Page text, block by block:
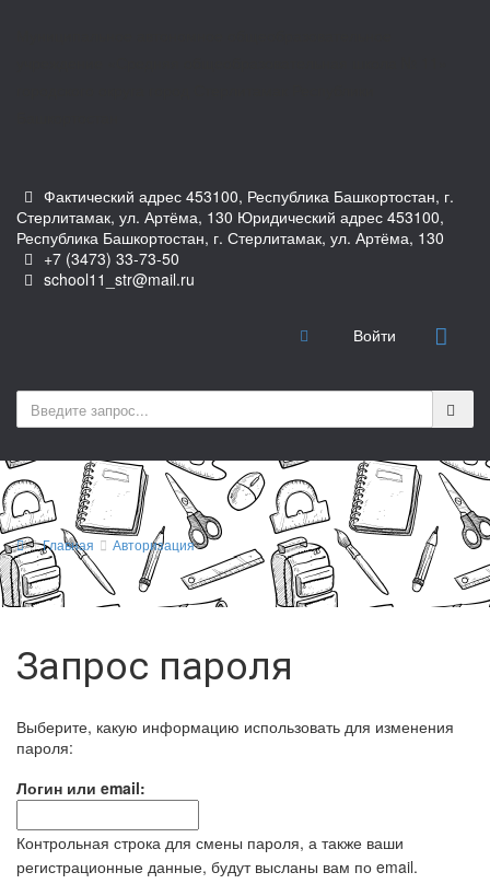
Фактический адрес 453100, Республика Башкортостан, г.
Стерлитамак, ул. Артёма, 130 Юридический адрес 453100,
Республика Башкортостан, г. Стерлитамак, ул. Артёма, 130
+7 (3473) 33-73-50
school11_str@mail.ru
Войти
Главная Авторизация
Запрос пароля
Выберите, какую информацию использовать для изменения
пароля:
Логин или email:
Контрольная строка для смены пароля, а также ваши
регистрационные данные, будут высланы вам по email.